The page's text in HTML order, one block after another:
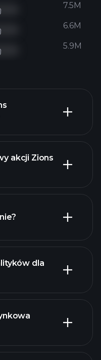
7.5M
6.6M
5.9M
akcji Zions
dla